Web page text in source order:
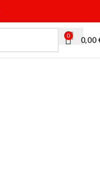
0 0,00